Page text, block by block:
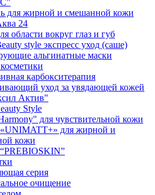
для жирной и смешанной кожи
24
области вокруг глаз и губ
style экспресс уход (саше)
альгинатные маски
карбокситерапия
уход за увядающей кожей
Актив"
Style
для чувствительной кожи
для жирной и
кожи
серия
очищение